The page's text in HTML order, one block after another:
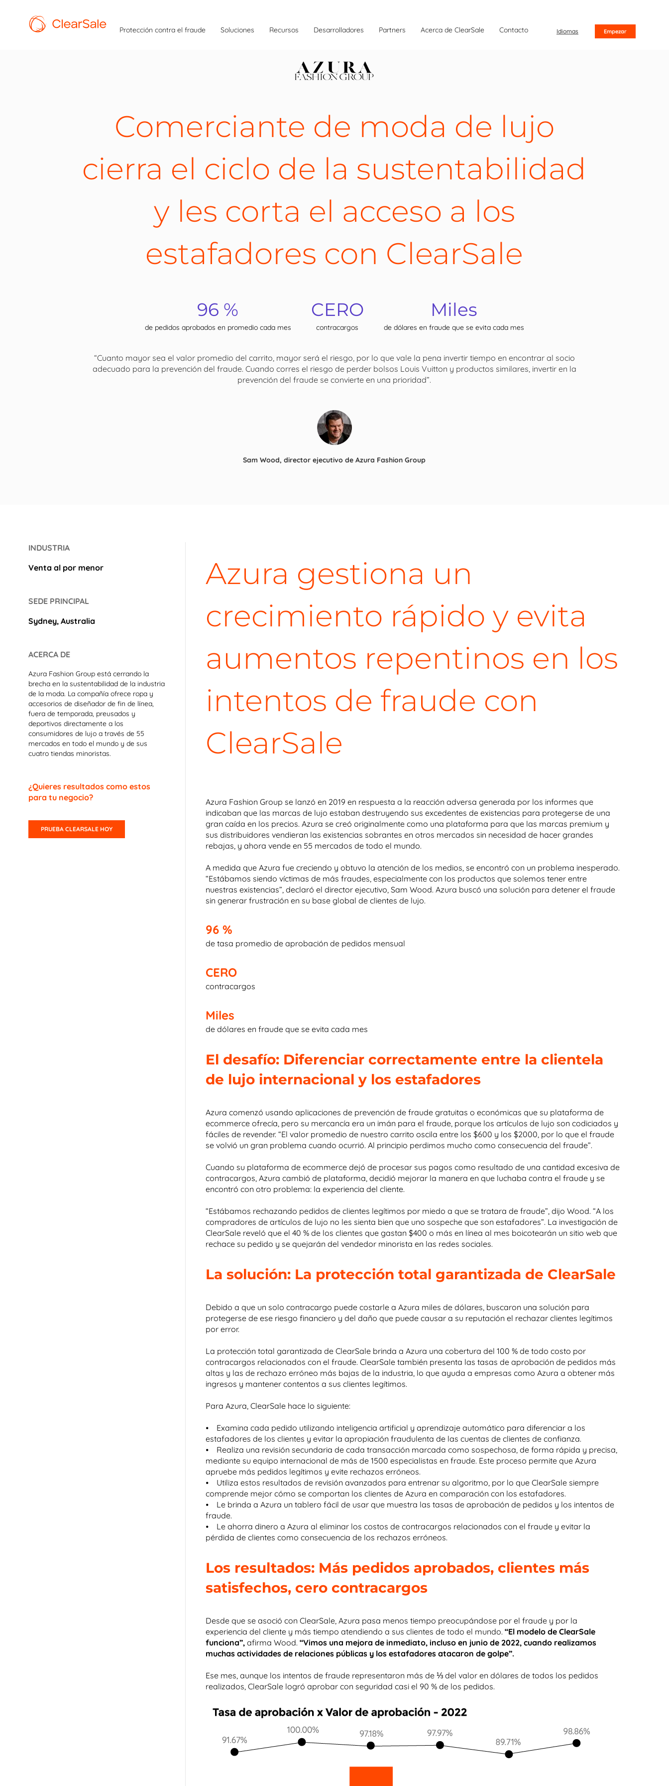
Protección contra el fraude Soluciones Recursos Desarrolladores Partners Acerca de ClearSale Contacto Idiomas Empezar
Comerciante de moda de lujo
cierra el ciclo de la sustentabilidad
y les corta el acceso a los
estafadores con ClearSale
96 %
de pedidos aprobados en promedio cada mes
CERO
contracargos
Miles
de dólares en fraude que se evita cada mes
“Cuanto mayor sea el valor promedio del carrito, mayor será el riesgo, por lo que vale la pena invertir tiempo en encontrar al socio
adecuado para la prevención del fraude. Cuando corres el riesgo de perder bolsos Louis Vuitton y productos similares, invertir en la
prevención del fraude se convierte en una prioridad”.
Sam Wood, director ejecutivo de Azura Fashion Group
INDUSTRIA
Venta al por menor
SEDE PRINCIPAL
Sydney, Australia
ACERCA DE
Azura Fashion Group está cerrando la
brecha en la sustentabilidad de la industria
de la moda. La compañía ofrece ropa y
accesorios de diseñador de fin de línea,
fuera de temporada, preusados y
deportivos directamente a los
consumidores de lujo a través de 55
mercados en todo el mundo y de sus
cuatro tiendas minoristas.
¿Quieres resultados como estos
para tu negocio?
PRUEBA CLEARSALE HOY
Azura gestiona un
crecimiento rápido y evita
aumentos repentinos en los
intentos de fraude con
ClearSale
Azura Fashion Group se lanzó en 2019 en respuesta a la reacción adversa generada por los informes que
indicaban que las marcas de lujo estaban destruyendo sus excedentes de existencias para protegerse de una
gran caída en los precios. Azura se creó originalmente como una plataforma para que las marcas premium y
sus distribuidores vendieran las existencias sobrantes en otros mercados sin necesidad de hacer grandes
rebajas, y ahora vende en 55 mercados de todo el mundo.
A medida que Azura fue creciendo y obtuvo la atención de los medios, se encontró con un problema inesperado.
“Estábamos siendo víctimas de más fraudes, especialmente con los productos que solemos tener entre
nuestras existencias”, declaró el director ejecutivo, Sam Wood. Azura buscó una solución para detener el fraude
sin generar frustración en su base global de clientes de lujo.
96 %
de tasa promedio de aprobación de pedidos mensual
CERO
contracargos
Miles
de dólares en fraude que se evita cada mes
El desafío: Diferenciar correctamente entre la clientela
de lujo internacional y los estafadores
Azura comenzó usando aplicaciones de prevención de fraude gratuitas o económicas que su plataforma de
ecommerce ofrecía, pero su mercancía era un imán para el fraude, porque los artículos de lujo son codiciados y
fáciles de revender. “El valor promedio de nuestro carrito oscila entre los $600 y los $2000, por lo que el fraude
se volvió un gran problema cuando ocurrió. Al principio perdimos mucho como consecuencia del fraude”.
Cuando su plataforma de ecommerce dejó de procesar sus pagos como resultado de una cantidad excesiva de
contracargos, Azura cambió de plataforma, decidió mejorar la manera en que luchaba contra el fraude y se
encontró con otro problema: la experiencia del cliente.
“Estábamos rechazando pedidos de clientes legítimos por miedo a que se tratara de fraude”, dijo Wood. “A los
compradores de artículos de lujo no les sienta bien que uno sospeche que son estafadores”. La investigación de
ClearSale reveló que el 40 % de los clientes que gastan $400 o más en línea al mes boicotearán un sitio web que
rechace su pedido y se quejarán del vendedor minorista en las redes sociales.
La solución: La protección total garantizada de ClearSale
Debido a que un solo contracargo puede costarle a Azura miles de dólares, buscaron una solución para
protegerse de ese riesgo financiero y del daño que puede causar a su reputación el rechazar clientes legítimos
por error.
La protección total garantizada de ClearSale brinda a Azura una cobertura del 100 % de todo costo por
contracargos relacionados con el fraude. ClearSale también presenta las tasas de aprobación de pedidos más
altas y las de rechazo erróneo más bajas de la industria, lo que ayuda a empresas como Azura a obtener más
ingresos y mantener contentos a sus clientes legítimos.
Para Azura, ClearSale hace lo siguiente:
⦁ Examina cada pedido utilizando inteligencia artificial y aprendizaje automático para diferenciar a los
estafadores de los clientes y evitar la apropiación fraudulenta de las cuentas de clientes de confianza.
⦁ Realiza una revisión secundaria de cada transacción marcada como sospechosa, de forma rápida y precisa,
mediante su equipo internacional de más de 1500 especialistas en fraude. Este proceso permite que Azura
apruebe más pedidos legítimos y evite rechazos erróneos.
⦁ Utiliza estos resultados de revisión avanzados para entrenar su algoritmo, por lo que ClearSale siempre
comprende mejor cómo se comportan los clientes de Azura en comparación con los estafadores.
⦁ Le brinda a Azura un tablero fácil de usar que muestra las tasas de aprobación de pedidos y los intentos de
fraude.
⦁ Le ahorra dinero a Azura al eliminar los costos de contracargos relacionados con el fraude y evitar la
pérdida de clientes como consecuencia de los rechazos erróneos.
Los resultados: Más pedidos aprobados, clientes más
satisfechos, cero contracargos
Desde que se asoció con ClearSale, Azura pasa menos tiempo preocupándose por el fraude y por la
experiencia del cliente y más tiempo atendiendo a sus clientes de todo el mundo.“El modelo de ClearSale
funciona”, afirma Wood.“Vimos una mejora de inmediato, incluso en junio de 2022, cuando realizamos
muchas actividades de relaciones públicas y los estafadores atacaron de golpe”.
Ese mes, aunque los intentos de fraude representaron más de ⅓ del valor en dólares de todos los pedidos
realizados, ClearSale logró aprobar con seguridad casi el 90 % de los pedidos.